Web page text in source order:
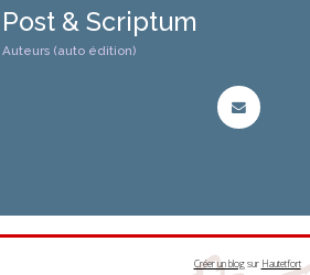
Post & Scriptum
Auteurs (auto édition)
Créer un blogsur Hautetfort